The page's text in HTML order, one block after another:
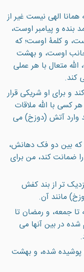
الهى نيست غير از
بنده و پيامبر اوست،
و کلمۀ اوست؛ که
جانب اوست، و بهشت
متعال با هر عملی
کند.
و براى او شريكى قرار
كسى با الله ملاقات
وارد آتش (دوزخ) مى
كه بين دو فک دهانش،
ضمانت كند، من براى
تر از بند كفش
مانند آن.
تا جمعه، و رمضان تا
در بين آنها مى
پوشيده شده، و بهشت